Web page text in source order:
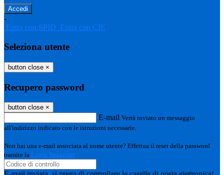
-
Entra con SPID Entra con CIE
Seleziona utente
button close ×
Recupero password
button close ×
E-mail Verrà inviato un messaggio
all'indirizzo indicato con le istruzioni necessarie.
Non hai una e-mail associata al nome utente? Effettua il reset della password
tramite la Login Spaggiari